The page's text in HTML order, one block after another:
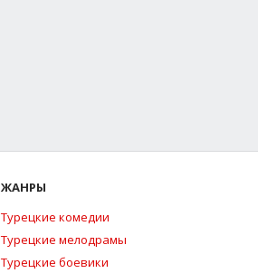
ЖАНРЫ
Турецкие комедии
Турецкие мелодрамы
Турецкие боевики